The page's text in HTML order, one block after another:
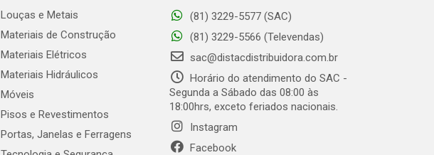
Louças e Metais
Materiais de Construção
Materiais Elétricos
Materiais Hidráulicos
Móveis
Pisos e Revestimentos
Portas, Janelas e Ferragens
(81) 3229-5577 (SAC)
(81) 3229-5566 (Televendas)
sac@distacdistribuidora.com.br
Horário do atendimento do SAC -
Segunda a Sábado das 08:00 às
18:00hrs, exceto feriados nacionais.
Instagram
Facebook